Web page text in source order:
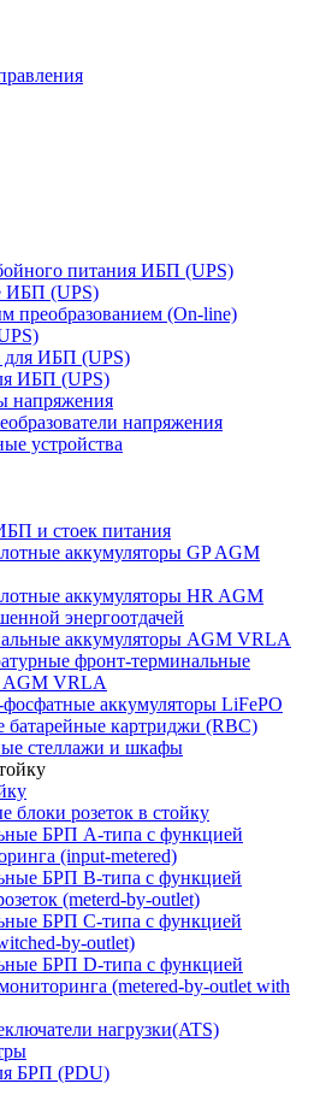
питания ИБП (UPS)
ИБП (UPS)
преобразованием (On-line)
для ИБП (UPS)
ИБП (UPS)
напряжения
напряжения
устройства
и стоек питания
аккумуляторы GP AGM
аккумуляторы HR AGM
энергоотдачей
аккумуляторы AGM VRLA
фронт-терминальные
AGM VRLA
аккумуляторы LiFePO
батарейные картриджи (RBC)
стеллажи и шкафы
блоки розеток в стойку
БРП А-типа с функцией
(input-metered)
БРП B-типа с функцией
(meterd-by-outlet)
БРП C-типа с функцией
by-outlet)
БРП D-типа с функцией
(metered-by-outlet with
нагрузки(ATS)
БРП (PDU)